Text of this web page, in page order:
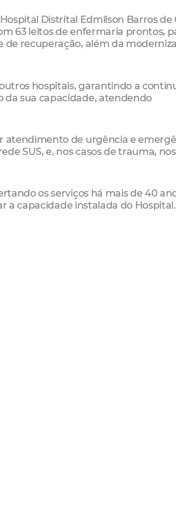
Distrital Edmilson Barros de
63 leitos de enfermaria prontos,
de recuperação, além da
hospitais, garantindo a
da sua capacidade, atendendo
atendimento de urgência e
SUS, e, nos casos de trauma, nos
os serviços há mais de 40
a capacidade instalada do Hospital.